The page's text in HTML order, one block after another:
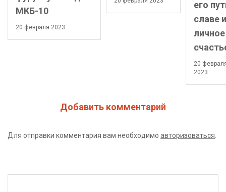
МКБ-10
20 февраля 2023
его
славе и
личное
20
2023
Добавить комментарий
Для отправки комментария вам необходимо авторизоваться.